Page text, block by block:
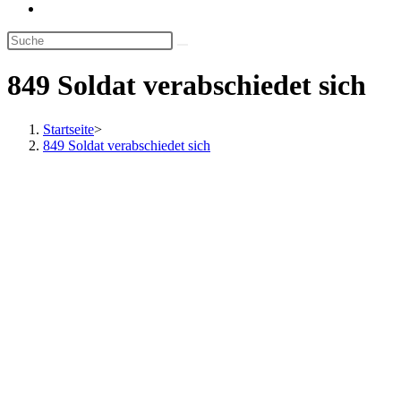
umschalten
849 Soldat verabschiedet sich
Startseite>
849 Soldat verabschiedet sich